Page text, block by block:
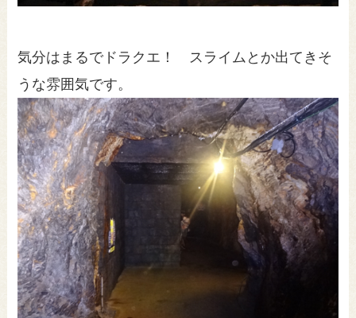
気分はまるでドラクエ！ スライムとか出てきそ
うな雰囲気です。